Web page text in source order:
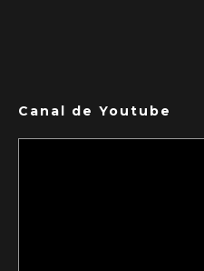
Canal de Youtube